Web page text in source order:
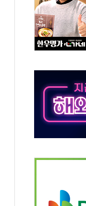
래 '격차 확대'
지며 상승… STOXX 600